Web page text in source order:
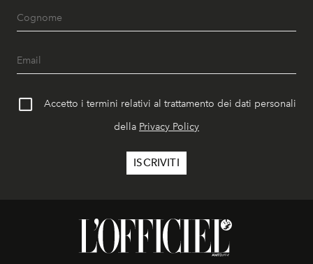
Accetto i termini relativi al trattamento dei dati personali
della Privacy Policy